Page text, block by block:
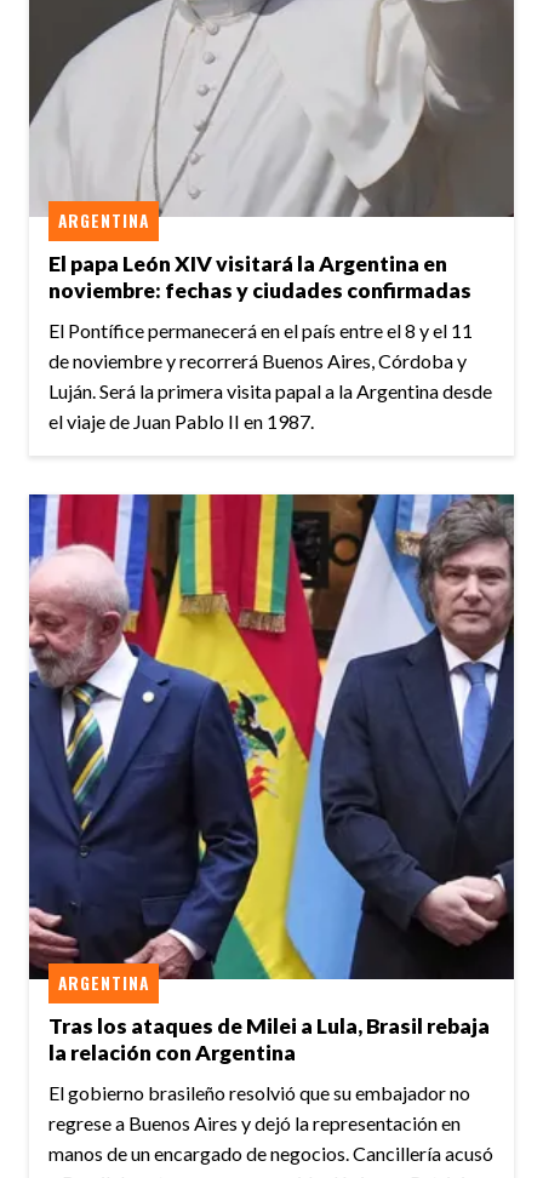
El papa León XIV visitará la Argentina en
noviembre: fechas y ciudades confirmadas
ARGENTINA
El Pontífice permanecerá en el país entre el 8 y el 11
de noviembre y recorrerá Buenos Aires, Córdoba y
Luján. Será la primera visita papal a la Argentina desde
el viaje de Juan Pablo II en 1987.
Tras los ataques de Milei a Lula, Brasil rebaja
la relación con Argentina
ARGENTINA
El gobierno brasileño resolvió que su embajador no
regrese a Buenos Aires y dejó la representación en
manos de un encargado de negocios. Cancillería acusó